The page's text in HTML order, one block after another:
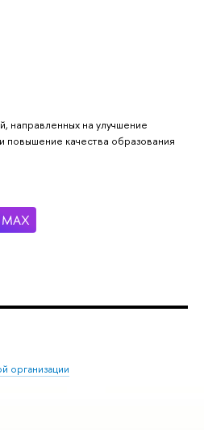
направленных на улучшение
повышение качества образования
организации